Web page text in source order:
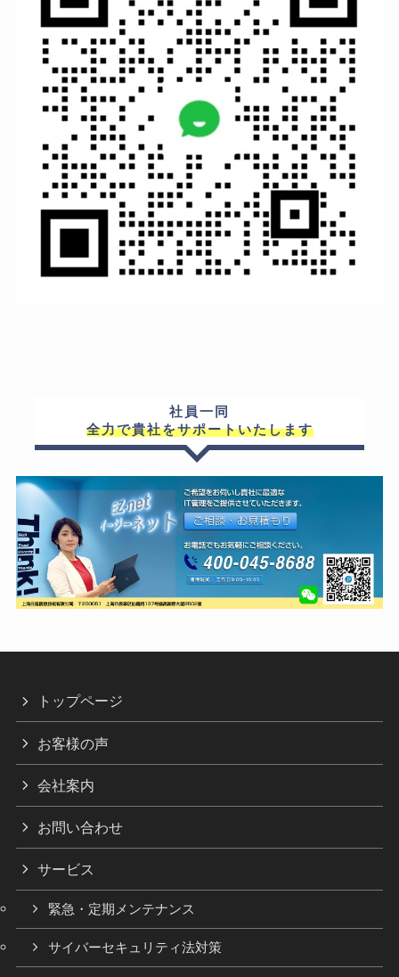
社員一同
全力で貴社をサポートいたします
トップページ
お客様の声
会社案内
お問い合わせ
サービス
緊急・定期メンテナンス
サイバーセキュリティ法対策